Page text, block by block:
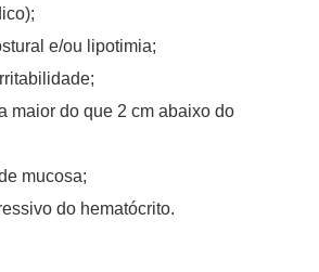
e/ou lipotimia;
maior do que 2 cm abaixo do
mucosa;
do hematócrito.